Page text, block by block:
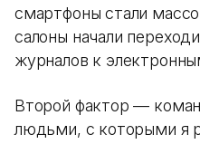
смартфоны стали
салоны начали
журналов к
Второй фактор —
людьми, с которыми я